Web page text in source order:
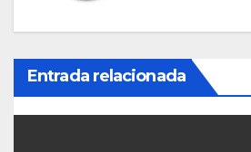
e
e
Entrada relacionada